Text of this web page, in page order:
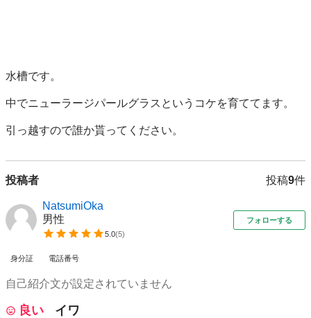
水槽です。
中でニューラージパールグラスというコケを育ててます。
引っ越すので誰か貰ってください。
投稿者 投稿9件
NatsumiOka
男性
5.0(5)
フォローする
身分証 電話番号
自己紹介文が設定されていません
良い イワ